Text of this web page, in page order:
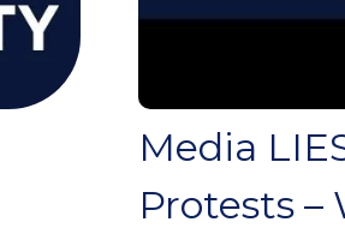
Media
Protests –